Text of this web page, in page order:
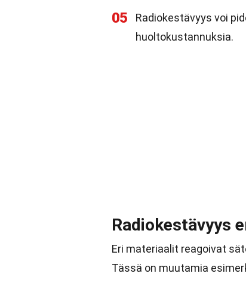
05
Radiokestävyys voi
huoltokustannuksia.
Radiokestävyys
Eri materiaalit reagoivat
Tässä on muutamia